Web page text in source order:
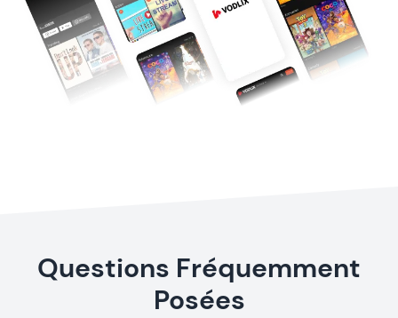
Questions Fréquemment
Posées